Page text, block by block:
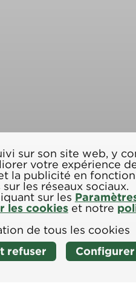
sur son site web, y
votre expérience
la publicité en
les réseaux sociaux.
sur les
les cookieset notre
de tous les cookies
refuser Configurer